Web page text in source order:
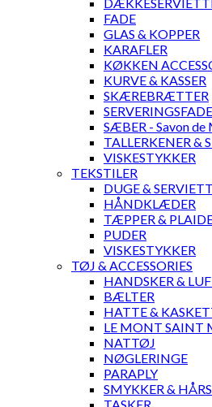
FADE
GLAS & KOPPER
KARAFLER
KØKKEN
KURVE & KASSER
SKÆREBRÆTTER
SÆBER - Savon de
TALLERKENER &
VISKESTYKKER
TEKSTILER
DUGE &
HÅNDKLÆDER
TÆPPER &
PUDER
VISKESTYKKER
TØJ & ACCESSORIES
HANDSKER &
BÆLTER
HATTE &
LE MONT SAINT
NATTØJ
NØGLERINGE
PARAPLY
SMYKKER &